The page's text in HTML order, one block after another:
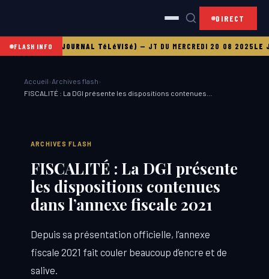
DIRECT
FLASH INFO
2025LE JT (JOURNAL TéLéVISé)—JT DU MERCREDI 20 08 2025LE
Accueil › Archives flash ›
FISCALITÉ : La DGI présente les dispositions contenues…
ARCHIVES FLASH
FISCALITÉ : La DGI présente
les dispositions contenues
dans l’annexe fiscale 2021
Depuis sa présentation officielle, l’annexe
fiscale 2021 fait couler beaucoup d’encre et de
salive.